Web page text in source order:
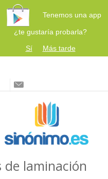
Tenemos una app
¿te gustaría probarla?
Sí
Más tarde
de laminación